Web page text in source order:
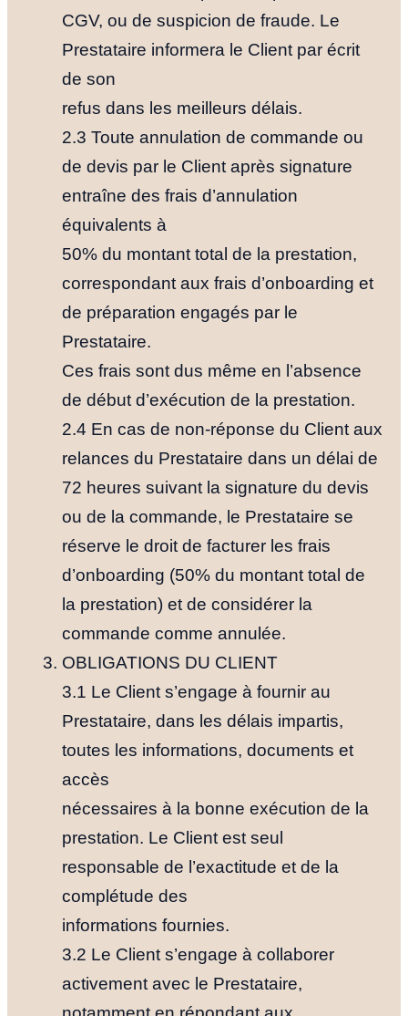
CGV, ou de suspicion de fraude. Le
Prestataire informera le Client par écrit
de son
refus dans les meilleurs délais.
2.3 Toute annulation de commande ou
de devis par le Client après signature
entraîne des frais d’annulation
équivalents à
50% du montant total de la prestation,
correspondant aux frais d’onboarding et
de préparation engagés par le
Prestataire.
Ces frais sont dus même en l’absence
de début d’exécution de la prestation.
2.4 En cas de non-réponse du Client aux
relances du Prestataire dans un délai de
72 heures suivant la signature du devis
ou de la commande, le Prestataire se
réserve le droit de facturer les frais
d’onboarding (50% du montant total de
la prestation) et de considérer la
commande comme annulée.
OBLIGATIONS DU CLIENT
3.1 Le Client s’engage à fournir au
Prestataire, dans les délais impartis,
toutes les informations, documents et
accès
nécessaires à la bonne exécution de la
prestation. Le Client est seul
responsable de l’exactitude et de la
complétude des
informations fournies.
3.2 Le Client s’engage à collaborer
activement avec le Prestataire,